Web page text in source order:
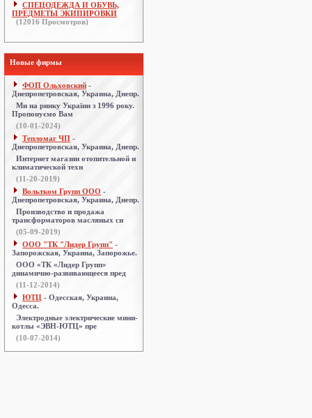
СПЕЦОДЕЖДА И ОБУВЬ,
ПРЕДМЕТЫ ЭКИПИРОВКИ
(12016 Просмотров)
Новые фирмы
ФОП Ольховский -
Днепропетровская, Украина, Днепр.
Ми на ринку України з 1996 року.
Пропонуємо Вам
(10-01-2024)
Тепломаг ЧП -
Днепропетровская, Украина, Днепр.
Интернет магазин отопительной и
климатической техн
(11-20-2019)
Вольтком Групп ООО -
Днепропетровская, Украина, Днепр.
Производство и продажа
трансформаторов масляных си
(05-09-2019)
ООО "ТК "Лидер Групп" -
Запорожская, Украина, Запорожье.
ООО «ТК «Лидер Групп»
динамично-развивающееся пред
(11-12-2014)
ЮТЦ - Одесская, Украина,
Одесса.
Электродные электрические мини-
котлы «ЭВН-ЮТЦ» пре
(10-07-2014)